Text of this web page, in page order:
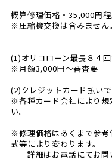
概算修理価格・35,000円
※圧縮機交換は含みません。
(1)オリコローン最長８４回
※月額3,000円〜審査要
(2)クレジットカード払い
※各種カード会社により規
い。
※修理価格はあくまで参考
式等により変わります。
詳細はお電話にてお問